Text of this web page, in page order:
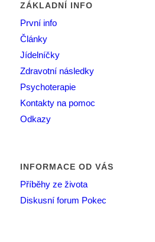
ZÁKLADNÍ INFO
První info
Články
Jídelníčky
Zdravotní následky
Psychoterapie
Kontakty na pomoc
Odkazy
INFORMACE OD VÁS
Příběhy ze života
Diskusní forum Pokec